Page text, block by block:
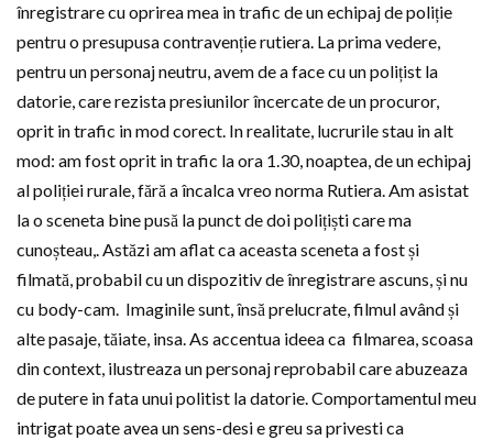
înregistrare cu oprirea mea in trafic de un echipaj de poliție
pentru o presupusa contravenție rutiera. La prima vedere,
pentru un personaj neutru, avem de a face cu un polițist la
datorie, care rezista presiunilor încercate de un procuror,
oprit in trafic in mod corect. In realitate, lucrurile stau in alt
mod: am fost oprit in trafic la ora 1.30, noaptea, de un echipaj
al poliției rurale, fără a încalca vreo norma Rutiera. Am asistat
la o sceneta bine pusă la punct de doi polițiști care ma
cunoșteau,. Astăzi am aflat ca aceasta sceneta a fost și
filmată, probabil cu un dispozitiv de înregistrare ascuns, și nu
cu body-cam. Imaginile sunt, însă prelucrate, filmul având și
alte pasaje, tăiate, insa. As accentua ideea ca filmarea, scoasa
din context, ilustreaza un personaj reprobabil care abuzeaza
de putere in fata unui politist la datorie. Comportamentul meu
intrigat poate avea un sens-desi e greu sa privesti ca